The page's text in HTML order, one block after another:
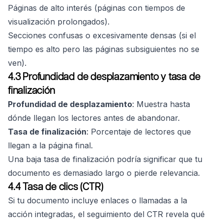
Páginas de alto interés (páginas con tiempos de
visualización prolongados).
Secciones confusas o excesivamente densas (si el
tiempo es alto pero las páginas subsiguientes no se
ven).
4.3 Profundidad de desplazamiento y tasa de
finalización
Profundidad de desplazamiento: Muestra hasta
dónde llegan los lectores antes de abandonar.
Tasa de finalización: Porcentaje de lectores que
llegan a la página final.
Una baja tasa de finalización podría significar que tu
documento es demasiado largo o pierde relevancia.
4.4 Tasa de clics (CTR)
Si tu documento incluye enlaces o llamadas a la
acción integradas, el seguimiento del CTR revela qué